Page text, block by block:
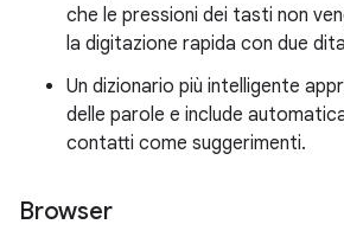
che le pressioni dei tasti non
la digitazione rapida con due
Un dizionario più intelligente
delle parole e include
contatti come suggerimenti.
Browser